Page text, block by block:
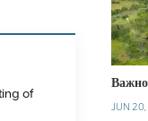
JUN
of